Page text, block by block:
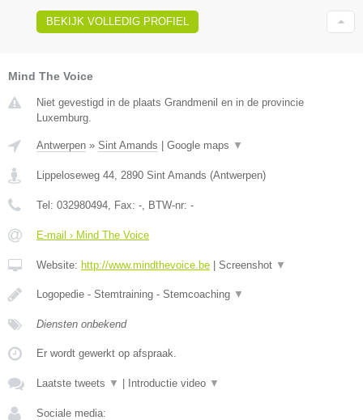
BEKIJK VOLLEDIG PROFIEL
Mind The Voice
Niet gevestigd in de plaats Grandmenil en in de provincie
Luxemburg.
Antwerpen » Sint Amands Google maps ▼
Lippeloseweg 44 2890 Sint Amands (Antwerpen)
Tel: 032980494 , Fax: - , BTW-nr: -
E-mail › Mind The Voice
Website: http://www.mindthevoice.be Screenshot ▼
Logopedie - Stemtraining - Stemcoaching ▼
Diensten onbekend
Er wordt gewerkt op afspraak.
Laatste tweets ▼ Introductie video ▼
Sociale media: